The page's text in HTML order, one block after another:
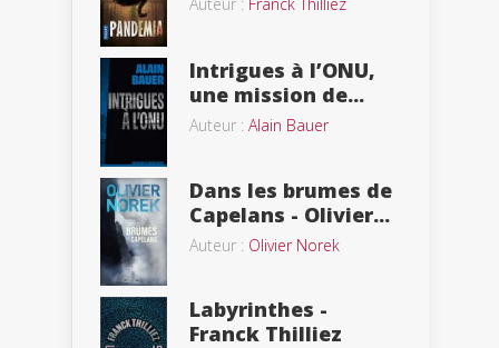
Intrigues à l’ONU,
une mission de...
Auteur : Alain Bauer
Dans les brumes de
Capelans - Olivier...
Auteur : Olivier Norek
Labyrinthes -
Franck Thilliez